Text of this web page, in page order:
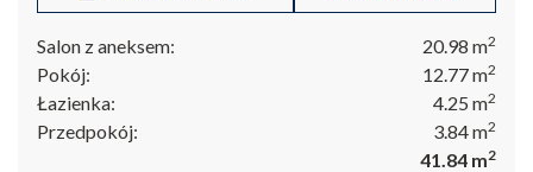
Salon z aneksem: 20.98 m2
Pokój: 12.77m2
Łazienka: 4.25 m2
Przedpokój: 3.84m2
41.84 m2